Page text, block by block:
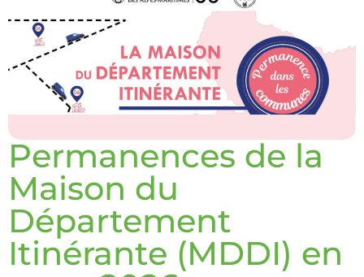
Permanences de la
Maison du
Département
Itinérante (MDDI) en